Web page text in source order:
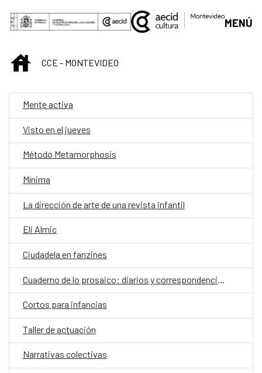
Saltar al contenido principal
MENÚ
INICIOCCE - MONTEVIDEO
Mente activa
Visto en el jueves
Método Metamorphosis
Mínima
La dirección de arte de una revista infantil
Eli Almic
Ciudadela en fanzines
Cortos para infancias
Taller de actuación
Narrativas colectivas